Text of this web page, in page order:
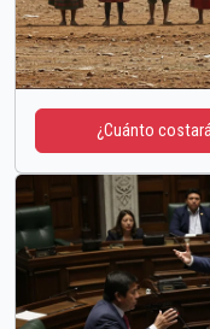
¿Cuánto